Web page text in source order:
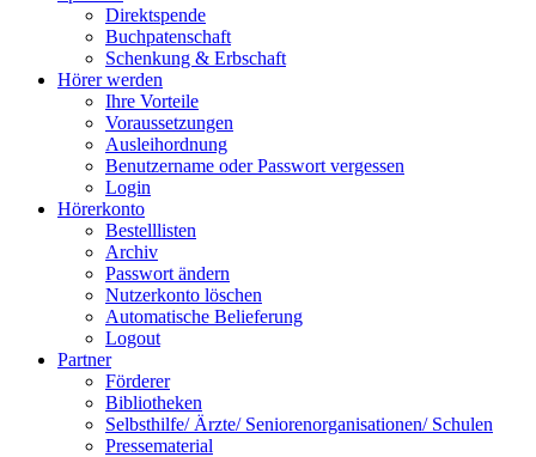
Direktspende
Buchpatenschaft
Schenkung & Erbschaft
Hörer werden
Ihre Vorteile
Voraussetzungen
Ausleihordnung
Benutzername oder Passwort vergessen
Login
Hörerkonto
Bestelllisten
Archiv
Passwort ändern
Nutzerkonto löschen
Automatische Belieferung
Logout
Partner
Förderer
Bibliotheken
Selbsthilfe/ Ärzte/ Seniorenorganisationen/ Schulen
Pressematerial